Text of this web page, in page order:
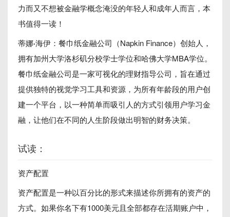
力而又不想被金融学概念淹没的年轻人和成年人而言，本
书值得一读！
蒂娜·海伊 ：餐巾纸金融公司（Napkin Finance）创始人，
拥有加州大学洛杉矶分校学士学位和哈佛大学MBA学位。
餐巾纸金融公司是一家可视化的理财指导公司，旨在通过
提供独特的视觉学习工具和资源，为所有年龄段的用户创
建一个平台，以一种简单而吸引人的方式引领用户学习金
融，让他们在不同的人生阶段做出明智的财务决策。
试读：
资产配置
资产配置是一种以百分比的形式来描述你所拥有的资产的
方式。如果你名下有1000美元且全部都存在活期账户中，